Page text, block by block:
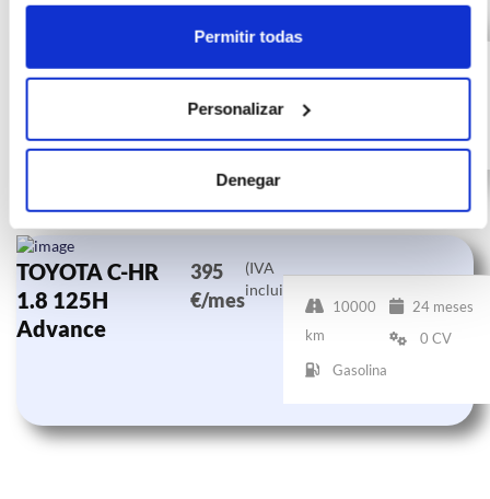
Permitir todas
Personalizar
Denegar
1.8 125H
412
€/mes
(IVA
10000
km
24 meses
Gasolina
TOYOTA C-HR
1.8 125H
Advance
395
€/mes
(IVA
incluido)
10000
km
24 meses
0 CV
Gasolina